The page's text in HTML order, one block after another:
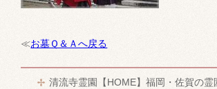
≪お墓Ｑ＆Ａへ戻る
清流寺霊園【HOME】福岡・佐賀の霊